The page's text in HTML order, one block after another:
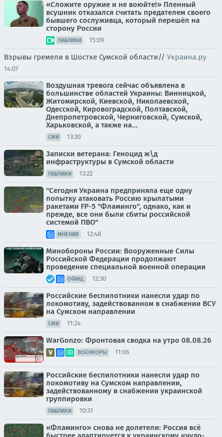
«Сложите оружие и не воюйте!» Пленный
всушник отказался считать предателем своего
бывшего сослуживца, который перешёл на
сторону России
ПАБЛИКИ 15:09
Взрывы гремели в Шостке Сумской области// Украина.ру
14:07
Воздушная тревога сейчас объявлена в
большинстве областей Украины: Винницкой,
Житомирской, Киевской, Николаевской,
Одесской, Кировоградской, Полтавской,
Днепропетровской, Черниговской, Сумской,
Харьковской, а также на...
СМИ 13:30
Записки ветерана: Геноцид ж\д
инфраструктуры в Сумской области
ПАБЛИКИ 13:22
"Сегодня Украина предприняла еще одну
попытку атаковать Россию крылатыми
ракетами FP-5 "Фламинго", однако, как и
прежде, все они были сбиты российской
системой ПВО"
МНЕНИЯ 12:48
Минобороны России: Вооруженные Силы
Российской Федерации продолжают
проведение специальной военной операции
ОФИЦ. 12:30
Российские беспилотники нанесли удар по
локомотиву, задействованном в снабжении ВСУ
на Сумском направлении
СМИ 11:24
WarGonzo: Фронтовая сводка на утро 08.08.26
ВОЕНКОРЫ 11:06
Российские беспилотники нанесли удар по
локомотиву на Сумском направлении,
задействованному в снабжении украинской
группировки
ПАБЛИКИ 10:31
«Фламинго» снова не долетели: Россия всё